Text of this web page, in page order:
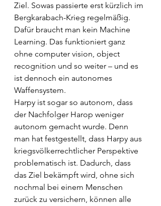
Ziel. Sowas passierte erst kürzlich im
Bergkarabach-Krieg regelmäßig.
Dafür braucht man kein Machine
Learning. Das funktioniert ganz
ohne computer vision, object
recognition und so weiter – und es
ist dennoch ein autonomes
Waffensystem.
Harpy ist sogar so autonom, dass
der Nachfolger Harop weniger
autonom gemacht wurde. Denn
man hat festgestellt, dass Harpy aus
kriegsvölkerrechtlicher Perspektive
problematisch ist. Dadurch, dass
das Ziel bekämpft wird, ohne sich
nochmal bei einem Menschen
zurück zu versichern, können alle